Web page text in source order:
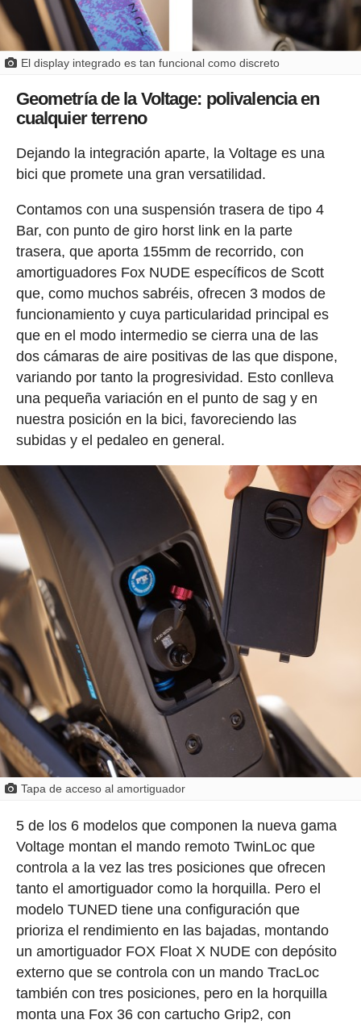
El display integrado es tan funcional como discreto
Geometría de la Voltage: polivalencia en
cualquier terreno
Dejando la integración aparte, la Voltage es una
bici que promete una gran versatilidad.
Contamos con una suspensión trasera de tipo 4
Bar, con punto de giro horst link en la parte
trasera, que aporta 155mm de recorrido, con
amortiguadores Fox NUDE específicos de Scott
que, como muchos sabréis, ofrecen 3 modos de
funcionamiento y cuya particularidad principal es
que en el modo intermedio se cierra una de las
dos cámaras de aire positivas de las que dispone,
variando por tanto la progresividad. Esto conlleva
una pequeña variación en el punto de sag y en
nuestra posición en la bici, favoreciendo las
subidas y el pedaleo en general.
Tapa de acceso al amortiguador
5 de los 6 modelos que componen la nueva gama
Voltage montan el mando remoto TwinLoc que
controla a la vez las tres posiciones que ofrecen
tanto el amortiguador como la horquilla. Pero el
modelo TUNED tiene una configuración que
prioriza el rendimiento en las bajadas, montando
un amortiguador FOX Float X NUDE con depósito
externo que se controla con un mando TracLoc
también con tres posiciones, pero en la horquilla
monta una Fox 36 con cartucho Grip2, con